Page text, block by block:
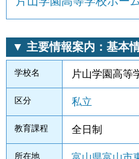
▼ 主要情報案内：基本
学校名 片山学園高等
区分 私立
教育課程 全日制
所在地